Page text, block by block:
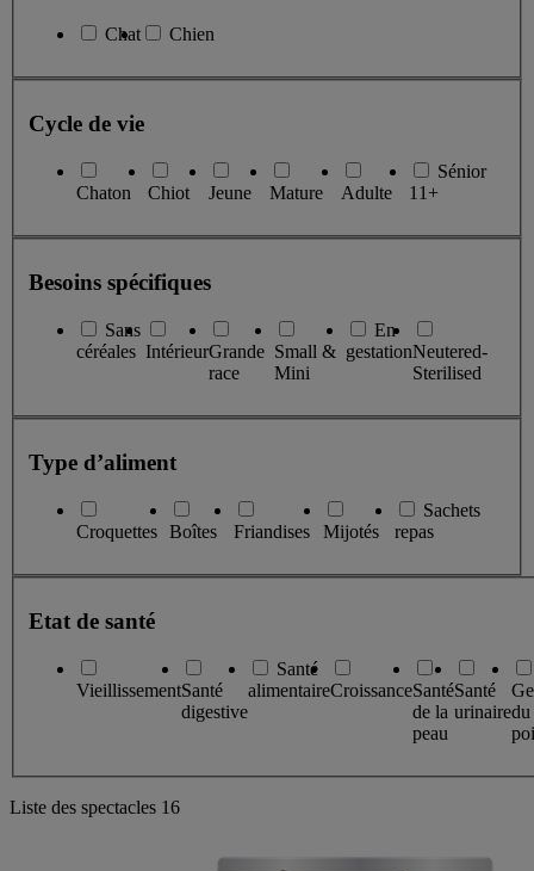
Chat Chien
Cycle de vie
Chaton Chiot Jeune Mature Adulte
Sénior
11+
Besoins spécifiques
Sans
céréales IntérieurGrande
race
Small &
Mini
En
gestationNeutered-
Sterilised
Type d’aliment
Croquettes Boîtes Friandises Mijotés
Sachets
repas
Etat de santé
VieillissementSanté
digestive
Santé
alimentaireCroissanceSanté
de la
peau
Santé
urinairedu
Liste des spectacles 16